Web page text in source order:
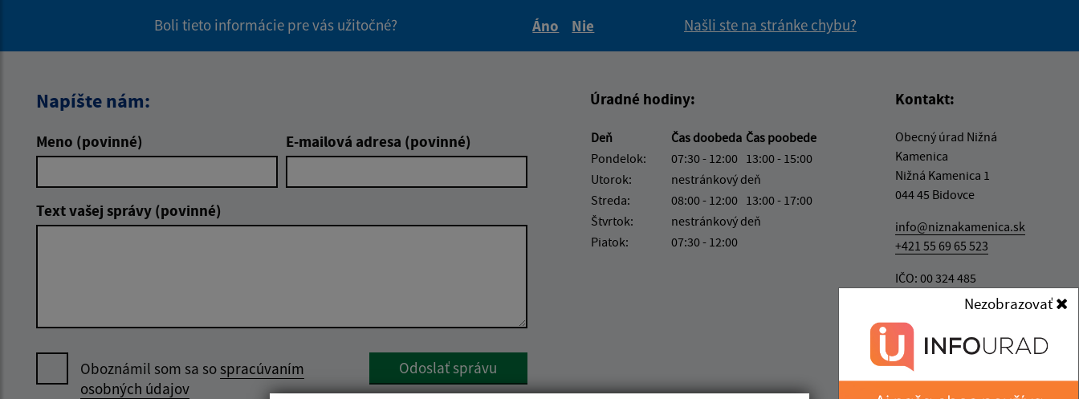
Nezobrazovať
Boli tieto informácie pre vás užitočné?
Áno
Nie
Našli ste na stránke chybu?
Napíšte nám:
Meno (povinné) E-mailová adresa (povinné)
Text vašej správy (povinné)
Oboznámil som sa sospracúvaním
osobných údajov
Odoslať správu
Úradné hodiny:
Deň Čas doobeda Čas poobede
Pondelok:
07:30 - 12:00 13:00 - 15:00
Utorok:
nestránkový deň
Streda:
08:00 - 12:00 13:00 - 17:00
Štvrtok:
nestránkový deň
Piatok:
07:30 - 12:00
Kontakt:
Obecný úrad Nižná
Kamenica
Nižná Kamenica 1
044 45 Bidovce
info@niznakamenica.sk
+421 55 69 65 523
IČO: 00 324 485